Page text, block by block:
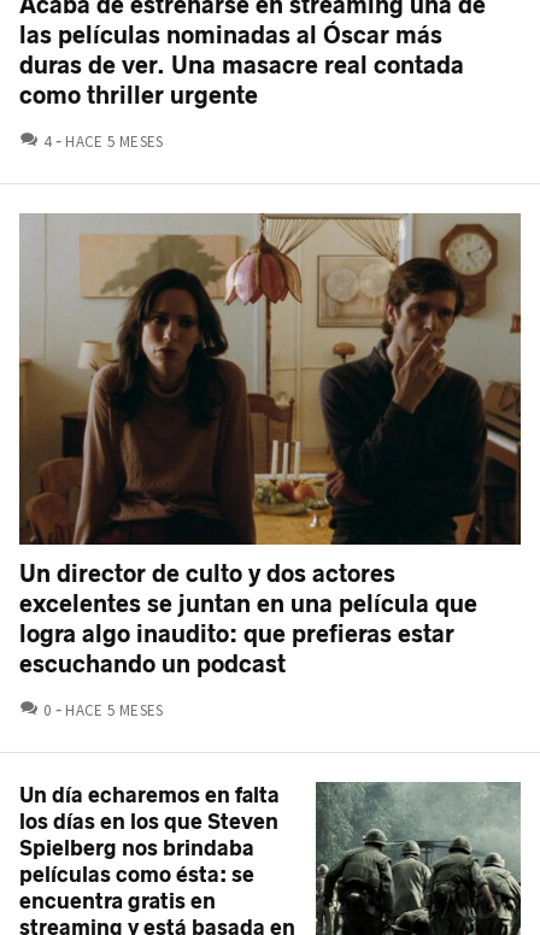
las películas nominadas al Óscar más
duras de ver. Una masacre real contada
como thriller urgente
4 COMENTARIOS
HACE 5 MESES
Un director de culto y dos actores
excelentes se juntan en una película que
logra algo inaudito: que prefieras estar
escuchando un podcast
0 COMENTARIOS
HACE 5 MESES
Un día echaremos en falta
los días en los que Steven
Spielberg nos brindaba
películas como ésta: se
encuentra gratis en
streaming y está basada en